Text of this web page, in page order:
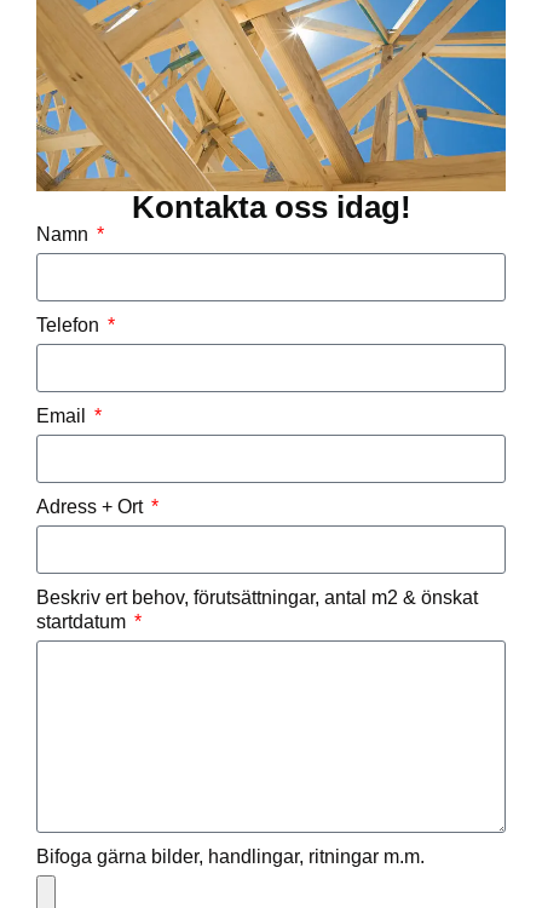
Kontakta oss idag!
Namn
Telefon
Email
Adress + Ort
Beskriv ert behov, förutsättningar, antal m2 & önskat
startdatum
Bifoga gärna bilder, handlingar, ritningar m.m.